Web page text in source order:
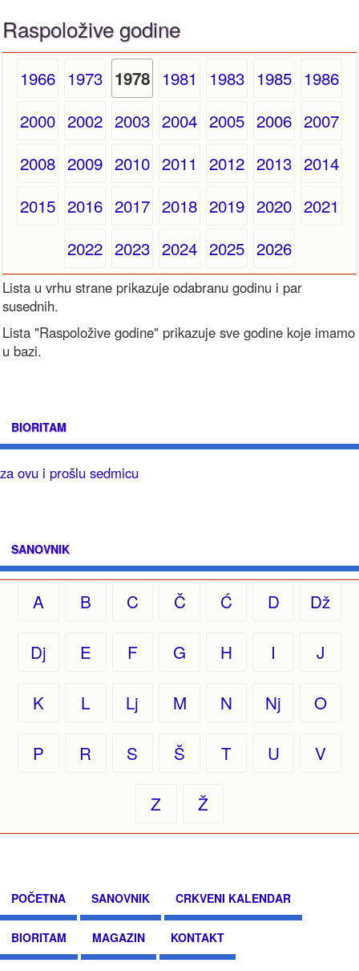
Raspoložive godine
1966 1973 1978 1981 1983 1985 1986
2000 2002 2003 2004 2005 2006 2007
2008 2009 2010 2011 2012 2013 2014
2015 2016 2017 2018 2019 2020 2021
2022 2023 2024 2025 2026
Lista u vrhu strane prikazuje odabranu godinu i par
susednih.
Lista "Raspoložive godine" prikazuje sve godine koje imamo
u bazi.
BIORITAM
za ovu i prošlu sedmicu
SANOVNIK
A B C Č Ć D Dž
Dj E F G H I J
K L Lj M N Nj O
P R S Š T U V
Z Ž
POČETNA SANOVNIK CRKVENI KALENDAR
BIORITAM MAGAZIN KONTAKT